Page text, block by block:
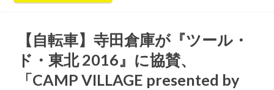
【自転車】寺田倉庫が『ツール・
ド・東北 2016』に協賛、
「CAMP VILLAGE presented by